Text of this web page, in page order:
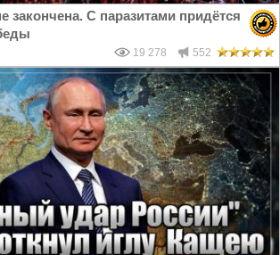
закончена. С паразитами придётся
19 278 552